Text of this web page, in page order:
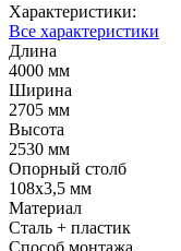
Характеристики:
Все характеристики
Длина
4000 мм
Ширина
2705 мм
Высота
2530 мм
Опорный столб
108х3,5 мм
Материал
Сталь + пластик
Способ монтажа